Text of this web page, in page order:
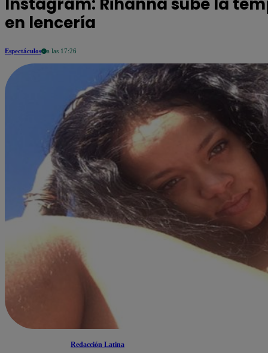
en lencería
Espectáculos a las 17:26
Redacción Latina